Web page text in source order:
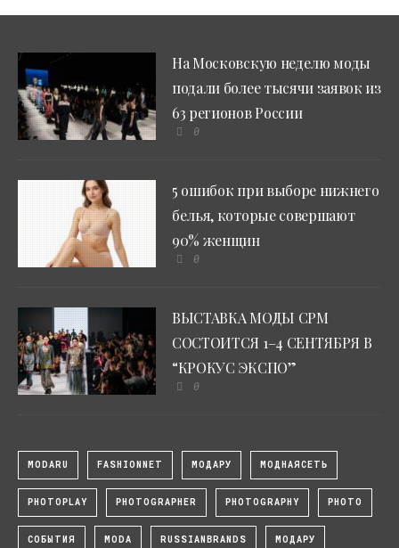
На Московскую неделю моды
подали более тысячи заявок из
63 регионов России
0
5 ошибок при выборе нижнего
белья, которые совершают
90% женщин
0
ВЫСТАВКА МОДЫ CPM
СОСТОИТСЯ 1–4 СЕНТЯБРЯ В
“КРОКУС ЭКСПО”
0
MODARU FASHIONNET МОДАРУ МОДНАЯСЕТЬ
PHOTOPLAY PHOTOGRAPHER PHOTOGRAPHY PHOTO
СОБЫТИЯ MODA RUSSIANBRANDS МОДАРУ